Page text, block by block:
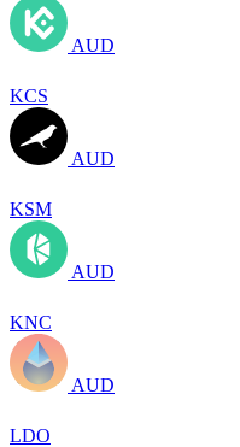
AUD
KCS
AUD
KSM
AUD
KNC
AUD
LDO